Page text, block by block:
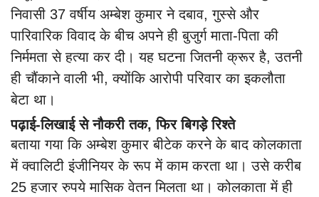
निवासी 37 वर्षीय अम्बेश कुमार ने दबाव, गुस्से और
पारिवारिक विवाद के बीच अपने ही बुजुर्ग माता-पिता की
निर्ममता से हत्या कर दी। यह घटना जितनी क्रूर है, उतनी
ही चौंकाने वाली भी, क्योंकि आरोपी परिवार का इकलौता
बेटा था।
पढ़ाई-लिखाई से नौकरी तक, फिर बिगड़े रिश्ते
बताया गया कि अम्बेश कुमार बीटेक करने के बाद कोलकाता
में क्वालिटी इंजीनियर के रूप में काम करता था। उसे करीब
25 हजार रुपये मासिक वेतन मिलता था। कोलकाता में ही